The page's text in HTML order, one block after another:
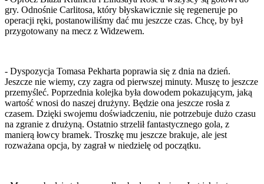
gry. Odnośnie Carlitosa, który błyskawicznie się regeneruje po
operacji ręki, postanowiliśmy dać mu jeszcze czas. Chcę, by był
przygotowany na mecz z Widzewem.
- Dyspozycja Tomasa Pekharta poprawia się z dnia na dzień.
Jeszcze nie wiemy, czy zagra od pierwszej minuty. Muszę to jeszcze
przemyśleć. Poprzednia kolejka była dowodem pokazującym, jaką
wartość wnosi do naszej drużyny. Będzie ona jeszcze rosła z
czasem. Dzięki swojemu doświadczeniu, nie potrzebuje dużo czasu
na zgranie z drużyną. Ostatnio strzelił fantastycznego gola, z
manierą łowcy bramek. Troszkę mu jeszcze brakuje, ale jest
rozważana opcja, by zagrał w niedzielę od początku.